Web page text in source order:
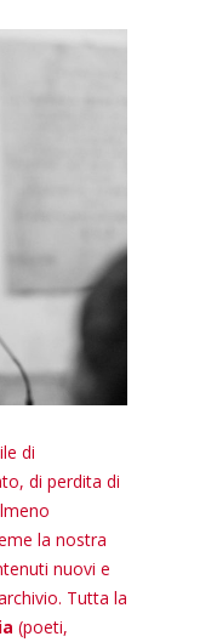
di
di perdita di
la nostra
nuovi e
Tutta la
(poeti,